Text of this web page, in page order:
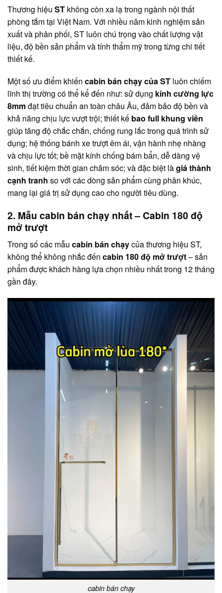
Thương hiệu ST không còn xa lạ trong ngành nội thất
phòng tắm tại Việt Nam. Với nhiều năm kinh nghiệm sản
xuất và phân phối, ST luôn chú trọng vào chất lượng vật
liệu, độ bền sản phẩm và tính thẩm mỹ trong từng chi tiết
thiết kế.
Một số ưu điểm khiến cabin bán chạy của ST luôn chiếm
lĩnh thị trường có thể kể đến như: sử dụng kính cường lực
8mmđạt tiêu chuẩn an toàn châu Âu, đảm bảo độ bền và
khả năng chịu lực vượt trội; thiết kế bao full khung viền
giúp tăng độ chắc chắn, chống rung lắc trong quá trình sử
dụng; hệ thống bánh xe trượt êm ái, vận hành nhẹ nhàng
và chịu lực tốt; bề mặt kính chống bám bẩn, dễ dàng vệ
sinh, tiết kiệm thời gian chăm sóc; và đặc biệt làgiá thành
cạnh tranh so với các dòng sản phẩm cùng phân khúc,
mang lại giá trị sử dụng cao cho người tiêu dùng.
2. Mẫu cabin bán chạy nhất – Cabin 180 độ
mở trượt
Trong số các mẫu cabin bán chạycủa thương hiệu ST,
không thể không nhắc đến cabin 180 độ mở trượt– sản
phẩm được khách hàng lựa chọn nhiều nhất trong 12 tháng
gần đây.
cabin bán chạy